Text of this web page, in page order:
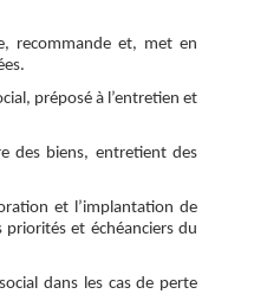
recommande et, met en
préposé à l’entretien et
des biens, entretient des
et l’implantation de
et échéanciers du
dans les cas de perte